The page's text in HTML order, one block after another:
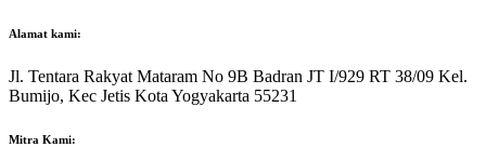
Alamat kami:
Jl. Tentara Rakyat Mataram No 9B Badran JT I/929 RT 38/09 Kel.
Bumijo, Kec Jetis Kota Yogyakarta 55231
Mitra Kami: